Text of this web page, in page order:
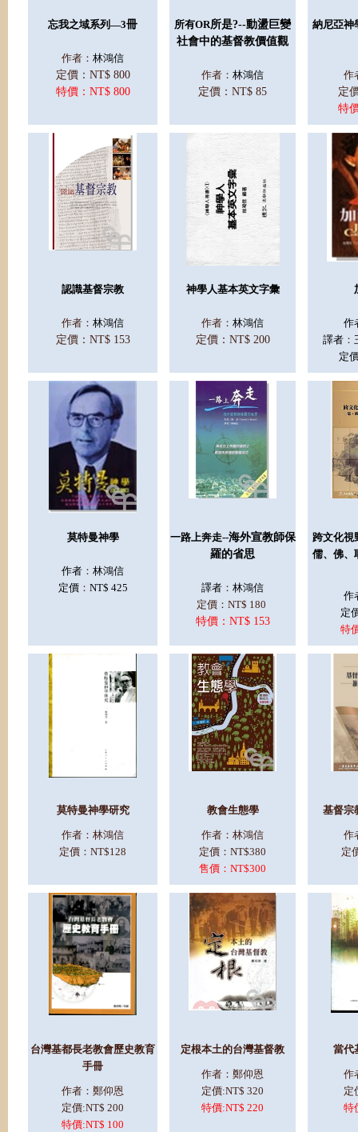
忘我之域系列—3冊
作者： 林鴻信
定價：NT$ 800
特價：NT$ 800
所有OR所是?--動盪巨變
社會中的基督教價值觀
作者： 林鴻信
定價：NT$ 85
納尼亞神
作
定
特
認識基督宗教
作者： 林鴻信
定價：NT$ 153
神學人基本英文字彙
作者： 林鴻信
定價：NT$ 200
作
譯者 ：
定
莫特曼神學
作者 ： 林鴻信
定價： NT$ 425
一路上奔走--海外宣教師保
羅的省思
譯者 ： 林鴻信
定價：NT$ 180
特價：NT$ 153
跨文化視
儒、佛、
作
定
特
莫特曼神學研究
作者：林鴻信
定價：NT$128
教會生態學
作者：林鴻信
定價：NT$380
售價：NT$300
基督宗
作
定
台灣基都長老教會歷史教育
手冊
作者：鄭仰恩
定價:NT$ 200
特價:NT$ 100
定根本土的台灣基督教
作者：鄭仰恩
定價:NT$ 320
特價:NT$ 220
當代
作
定
特